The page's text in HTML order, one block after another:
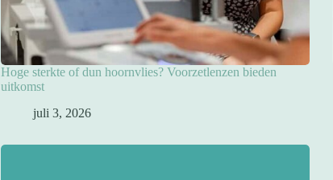
Hoge sterkte of dun hoornvlies? Voorzetlenzen bieden
uitkomst
juli 3, 2026